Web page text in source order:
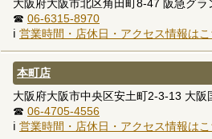
大阪府大阪市北区角田町8-47 阪急グラ
☎ 06-6315-8970
ℹ 営業時間・店休日・アクセス情報はこ
本町店
大阪府大阪市中央区安土町2-3-13 大阪
☎ 06-4705-4556
ℹ 営業時間・店休日・アクセス情報はこ